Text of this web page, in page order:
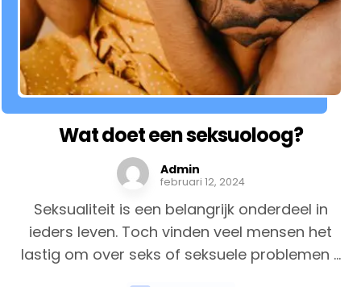
Wat doet een seksuoloog?
Admin
februari 12, 2024
Seksualiteit is een belangrijk onderdeel in
ieders leven. Toch vinden veel mensen het
lastig om over seks of seksuele problemen ...